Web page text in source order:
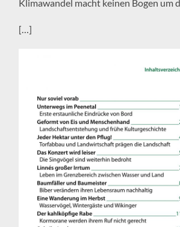
Klimawandel macht keinen Bogen um
[…]